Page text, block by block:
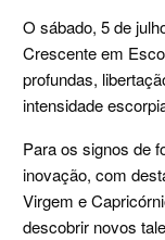
O sábado, 5 de
Crescente em
profundas,
intensidade
Para os signos de
inovação, com
Virgem e
descobrir novos